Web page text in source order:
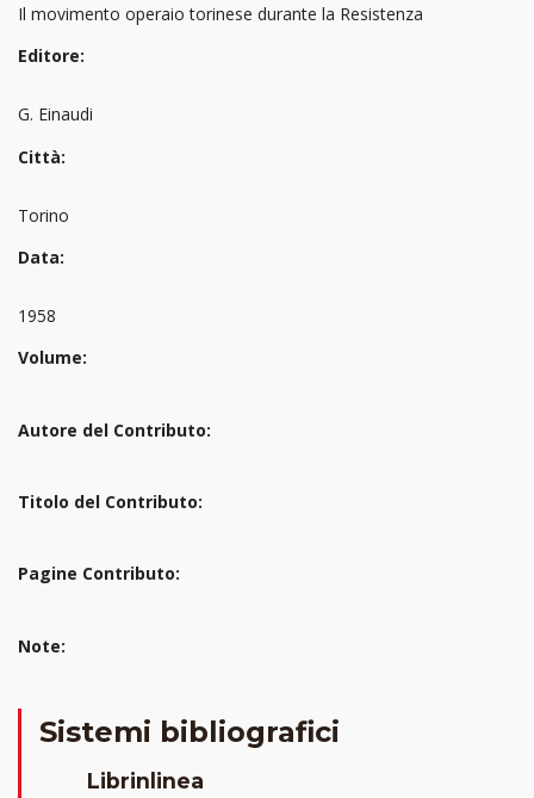
Il movimento operaio torinese durante la Resistenza
Editore:
G. Einaudi
Città:
Torino
Data:
1958
Volume:
Autore del Contributo:
Titolo del Contributo:
Pagine Contributo:
Note:
Sistemi bibliografici
Librinlinea